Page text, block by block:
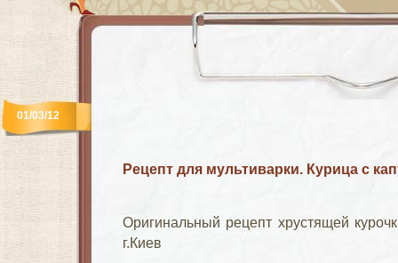
Рецепт для мультиварки. Курица с
01/03/12
Оригинальный рецепт хрустящей
г.Киев